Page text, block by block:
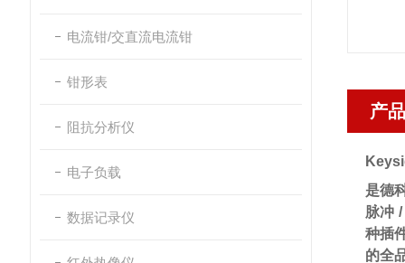
电流钳/交直流电流钳
钳形表
阻抗分析仪
电子负载
数据记录仪
产
是德
脉冲
种插
的全